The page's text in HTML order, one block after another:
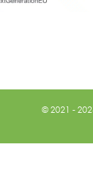
© 2021 -